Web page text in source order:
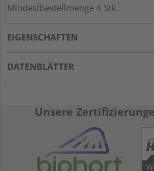
Mindestbestellmenge 4 Stk.
EIGENSCHAFTEN
DATENBLÄTTER
Unsere